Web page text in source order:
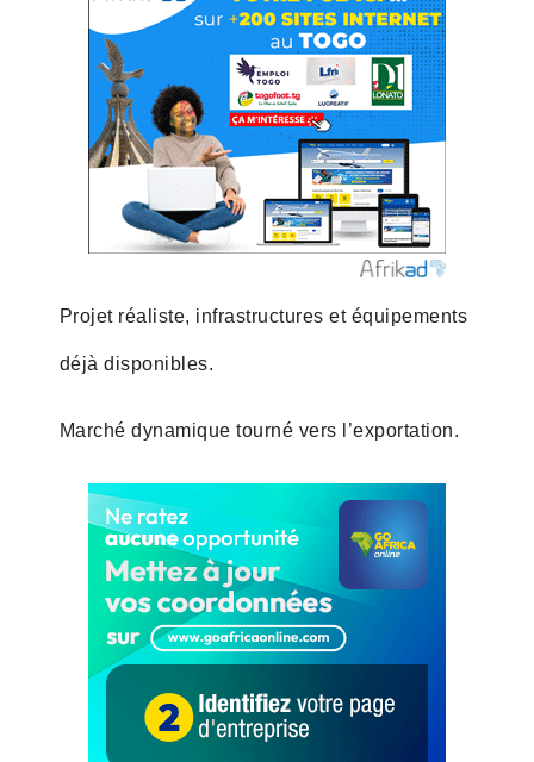
Projet réaliste, infrastructures et équipements
déjà disponibles.
Marché dynamique tourné vers l’exportation.